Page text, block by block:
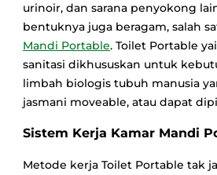
urinoir, dan sarana penyokong
bentuknya juga beragam, salah
Mandi Portable. Toilet Portable
sanitasi dikhususkan untuk
limbah biologis tubuh manusia
jasmani moveable, atau dapat
Sistem Kerja Kamar Mandi
Metode kerja Toilet Portable tak